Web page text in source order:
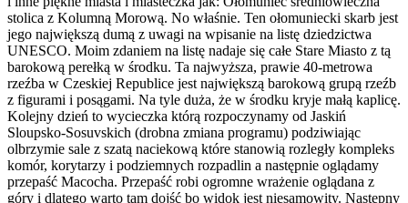
stolica z Kolumną Morową. No właśnie. Ten ołomuniecki skarb jest
jego największą dumą z uwagi na wpisanie na listę dziedzictwa
UNESCO. Moim zdaniem na listę nadaje się całe Stare Miasto z tą
barokową perełką w środku. Ta najwyższa, prawie 40-metrowa
rzeźba w Czeskiej Republice jest największą barokową grupą rzeźb
z figurami i posągami. Na tyle duża, że w środku kryje małą kaplicę.
Kolejny dzień to wycieczka którą rozpoczynamy od Jaskiń
Sloupsko-Sosuvskich (drobna zmiana programu) podziwiając
olbrzymie sale z szatą naciekową które stanowią rozległy kompleks
komór, korytarzy i podziemnych rozpadlin a następnie oglądamy
przepaść Macocha. Przepaść robi ogromne wrażenie oglądana z
góry i dlatego warto tam dojść bo widok jest niesamowity. Następny